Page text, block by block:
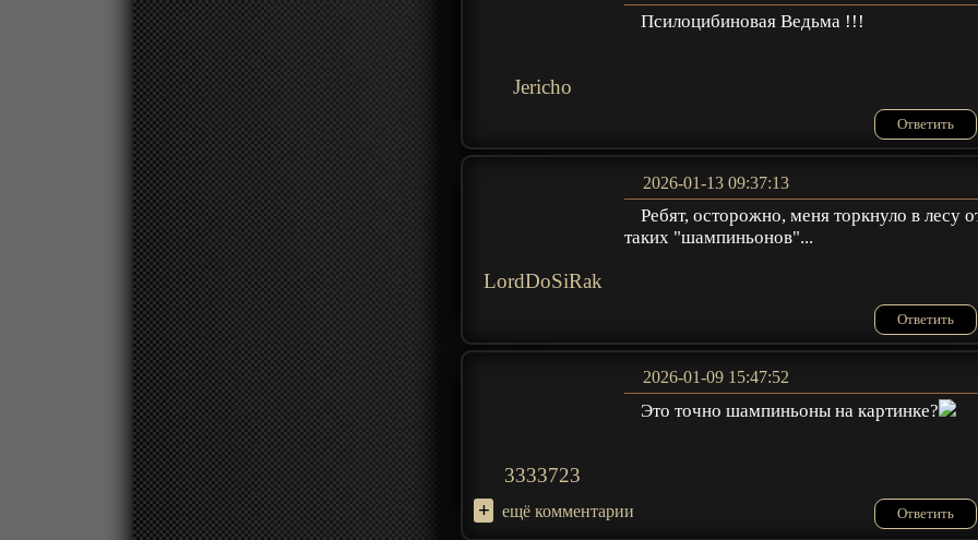
Jericho
Псилоцибиновая Ведьма !!!
Ответить
LordDoSiRak
2026-01-13 09:37:13
Ребят, осторожно, меня торкнуло в лесу
таких "шампиньонов"...
Ответить
3333723
2026-01-09 15:47:52
Это точно шампиньоны на картинке?
+ ещё комментарии Ответить